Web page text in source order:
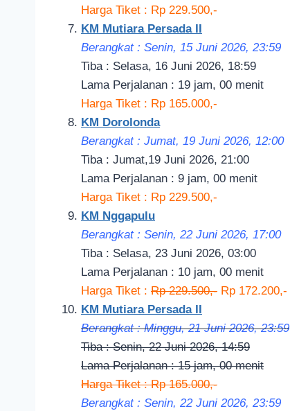
Harga Tiket : Rp 229.500,-
KM Mutiara Persada II
Berangkat : Senin, 15 Juni 2026, 23:59
Tiba : Selasa, 16 Juni 2026, 18:59
Lama Perjalanan : 19 jam, 00 menit
Harga Tiket : Rp 165.000,-
KM Dorolonda
Berangkat : Jumat, 19 Juni 2026, 12:00
Tiba : Jumat,19 Juni 2026, 21:00
Lama Perjalanan : 9 jam, 00 menit
Harga Tiket : Rp 229.500,-
KM Nggapulu
Berangkat : Senin, 22 Juni 2026, 17:00
Tiba : Selasa, 23 Juni 2026, 03:00
Lama Perjalanan : 10 jam, 00 menit
Harga Tiket : Rp 229.500,- Rp 172.200,-
KM Mutiara Persada II
Berangkat : Minggu, 21 Juni 2026, 23:59
Tiba : Senin, 22 Juni 2026, 14:59
Lama Perjalanan : 15 jam, 00 menit
Harga Tiket : Rp 165.000,-
Berangkat : Senin, 22 Juni 2026, 23:59